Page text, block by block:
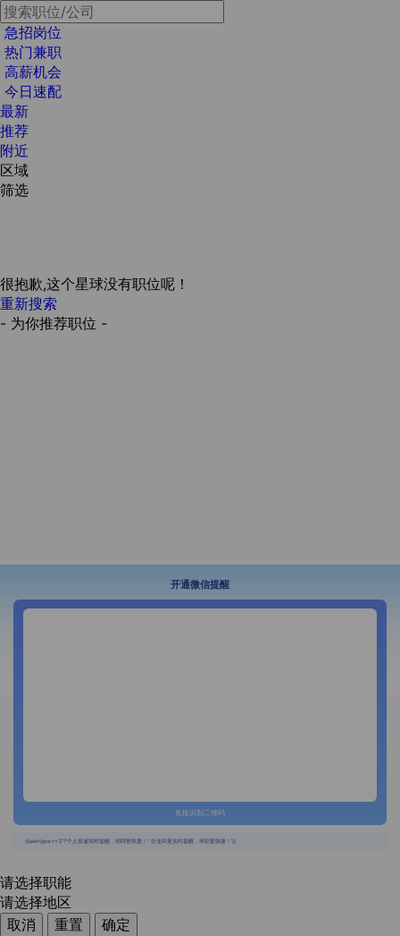
急招岗位
热门兼职
高薪机会
今日速配
最新
推荐
附近
区域
筛选
很抱歉,这个星球没有职位呢！
重新搜索
- 为你推荐职位 -
开通微信提醒
长按识别二维码
{{usertype=='2'?'个人投递实时提醒，招聘更快捷！':'企业回复实时提醒，求职更快捷！'}}
请选择职能
请选择地区
取消
重置
确定